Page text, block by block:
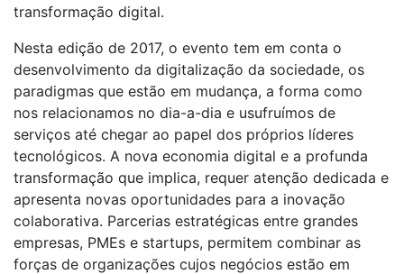
transformação digital.
Nesta edição de 2017, o evento tem em conta o
desenvolvimento da digitalização da sociedade, os
paradigmas que estão em mudança, a forma como
nos relacionamos no dia-a-dia e usufruímos de
serviços até chegar ao papel dos próprios líderes
tecnológicos. A nova economia digital e a profunda
transformação que implica, requer atenção dedicada e
apresenta novas oportunidades para a inovação
colaborativa. Parcerias estratégicas entre grandes
empresas, PMEs e startups, permitem combinar as
forças de organizações cujos negócios estão em